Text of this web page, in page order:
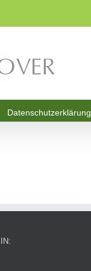
Datenschutzerklärung